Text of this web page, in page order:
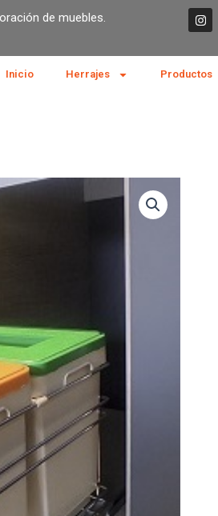
de muebles. I
n
s
a
g
Inicio Herrajes Productos